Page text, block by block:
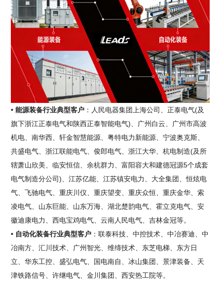
• 能源装备行业典型客户 ：人民电器集团上海公司、正泰电气(及
旗下浙江正泰电气和陕西正泰智能电气)、广州白云、广州市高波
机电、南华西、轩金智慧能源、粤特电力新能源、宁波奥克斯、
共盛电气、浙江联能电气、俊郎电气、浙江大华、杭电制造(及所
辖萧山欣美、临安恒信、余杭群力、富阳容大和建德冠源5个成套
电气制造分公司)、江苏亿能、江苏镇安电力、大全集团、恒炫电
气、飞驰电气、重庆川仪、重庆望变、重庆众恒、重庆金华、索
凌电气、山东巨能、山东万海、湖北楚韵电气、霍立克电气、安
徽迪康电力、西电宝鸡电气、云南人民电气、吉林金冠等。
• 自动化装备行业典型客户 ：联泰科技、中控技术、中冶赛迪、中
冶南方、汇川技术、广州智光、维缔技术、东芝电梯、东方日
立、华东工控、盛弘电气、国电南自、冰山集团、景津装备、天
津铁路信号、许继电气、金川集团、西安热工院等。